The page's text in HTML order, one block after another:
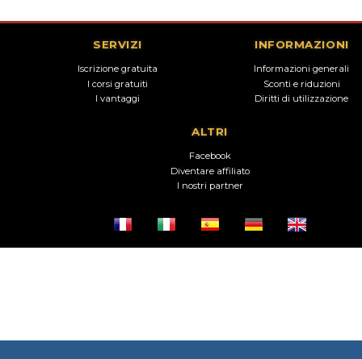
SERVIZI
Iscrizione gratuita
I corsi gratuiti
I vantaggi
INFORMAZIONI
Informazioni generali
Sconti e riduzioni
Diritti di utilizzazione
ALTRI
Facebook
Diventare affiliato
I nostri partner